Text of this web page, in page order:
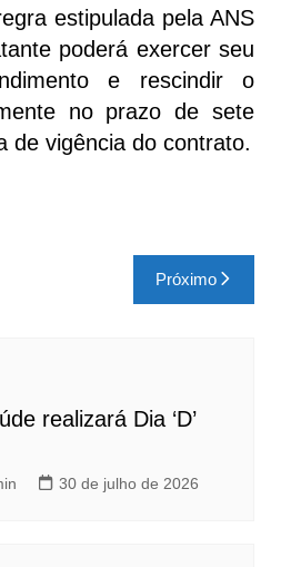
estipulada pela ANS
poderá exercer seu
e rescindir o
no prazo de sete
de vigência do contrato.
Próximo
realizará Dia ‘D’
30 de julho de 2026